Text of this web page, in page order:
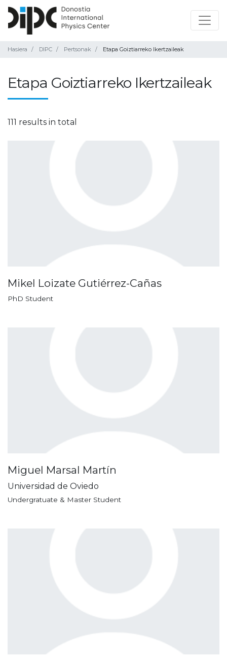
Hasiera DIPC Pertsonak Etapa Goiztiarreko Ikertzaileak
Etapa Goiztiarreko Ikertzaileak
111 results in total
Mikel Loizate Gutiérrez-Cañas
PhD Student
Miguel Marsal Martín
Universidad de Oviedo
Undergratuate & Master Student